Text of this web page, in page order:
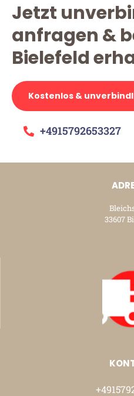
Jetzt
anfragen &
Bielefeld
Kostenlos &
+4915792653327
33607